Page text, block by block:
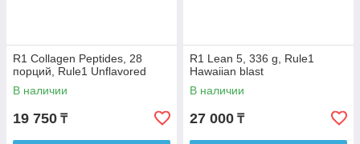
R1 Collagen Peptides, 28
порций, Rule1 Unflavored
В наличии
19 750 ₸
R1 Lean 5, 336 g, Rule1
Hawaiian blast
В наличии
27 000 ₸